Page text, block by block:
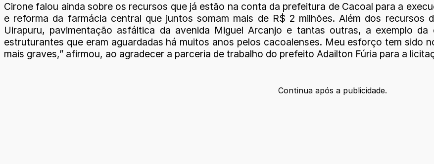
Cirone falou ainda sobre os recursos que já estão na conta da prefeitura de Cacoal para a
e reforma da farmácia central que juntos somam mais de R$ 2 milhões. Além dos recursos
Uirapuru, pavimentação asfáltica da avenida Miguel Arcanjo e tantas outras, a exemplo
estruturantes que eram aguardadas há muitos anos pelos cacoalenses. Meu esforço tem sido
mais graves,” afirmou, ao agradecer a parceria de trabalho do prefeito Adailton Fúria para a
Continua após a publicidade.